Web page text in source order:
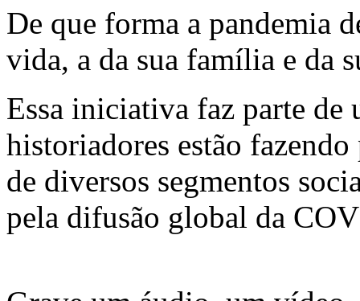
De que forma a pandemia
vida, a da sua família e da
Essa iniciativa faz parte de
historiadores estão
de diversos segmentos
pela difusão global da